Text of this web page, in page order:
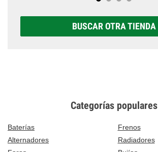
BUSCAR OTRA TIENDA
Categorías populares
Baterías
Frenos
Alternadores
Radiadores